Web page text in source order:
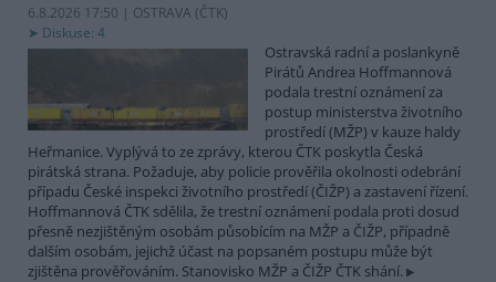
6.8.2026 17:50 | OSTRAVA (ČTK)
Diskuse: 4
Ostravská radní a poslankyně
Pirátů Andrea Hoffmannová
podala trestní oznámení za
postup ministerstva životního
prostředí (MŽP) v kauze haldy
Heřmanice. Vyplývá to ze zprávy, kterou ČTK poskytla Česká
pirátská strana. Požaduje, aby policie prověřila okolnosti odebrání
případu České inspekci životního prostředí (ČIŽP) a zastavení řízení.
Hoffmannová ČTK sdělila, že trestní oznámení podala proti dosud
přesně nezjištěným osobám působícím na MŽP a ČIŽP, případně
dalším osobám, jejichž účast na popsaném postupu může být
zjištěna prověřováním. Stanovisko MŽP a ČIŽP ČTK shání.